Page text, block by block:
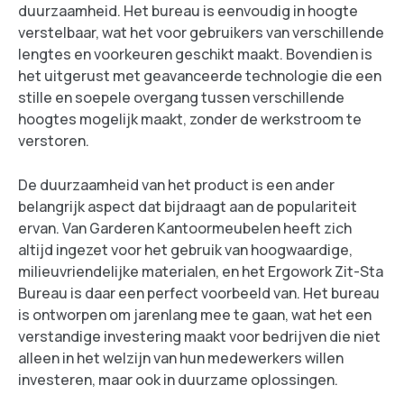
duurzaamheid. Het bureau is eenvoudig in hoogte
verstelbaar, wat het voor gebruikers van verschillende
lengtes en voorkeuren geschikt maakt. Bovendien is
het uitgerust met geavanceerde technologie die een
stille en soepele overgang tussen verschillende
hoogtes mogelijk maakt, zonder de werkstroom te
verstoren.
De duurzaamheid van het product is een ander
belangrijk aspect dat bijdraagt aan de populariteit
ervan. Van Garderen Kantoormeubelen heeft zich
altijd ingezet voor het gebruik van hoogwaardige,
milieuvriendelijke materialen, en het Ergowork Zit-Sta
Bureau is daar een perfect voorbeeld van. Het bureau
is ontworpen om jarenlang mee te gaan, wat het een
verstandige investering maakt voor bedrijven die niet
alleen in het welzijn van hun medewerkers willen
investeren, maar ook in duurzame oplossingen.